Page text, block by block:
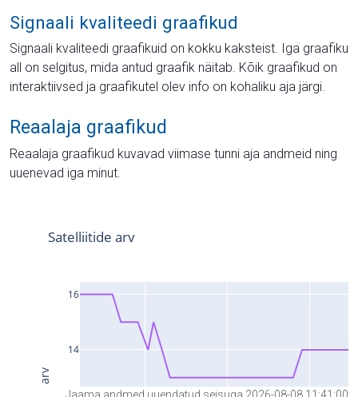
Signaali kvaliteedi graafikud
Signaali kvaliteedi graafikuid on kokku kaksteist. Iga graafiku
all on selgitus, mida antud graafik näitab. Kõik graafikud on
interaktiivsed ja graafikutel olev info on kohaliku aja järgi.
Reaalaja graafikud
Reaalaja graafikud kuvavad viimase tunni aja andmeid ning
uuenevad iga minut.
Jaama andmed uuendatud seisuga 2026-08-08 11:41:00